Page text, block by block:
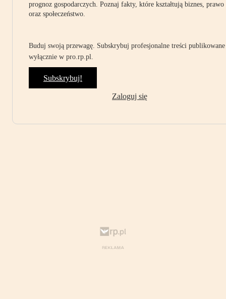
prognoz gospodarczych. Poznaj fakty, które kształtują biznes, prawo
oraz społeczeństwo.
Buduj swoją przewagę. Subskrybuj profesjonalne treści publikowane
wyłącznie w pro.rp.pl.
Subskrybuj!
Zaloguj się